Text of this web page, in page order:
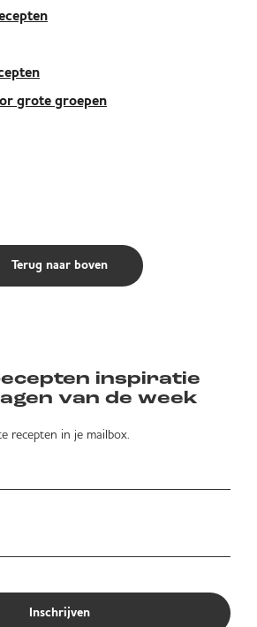
grote groepen
Terug naar boven
inspiratie
van de week
recepten in je mailbox.
Inschrijven